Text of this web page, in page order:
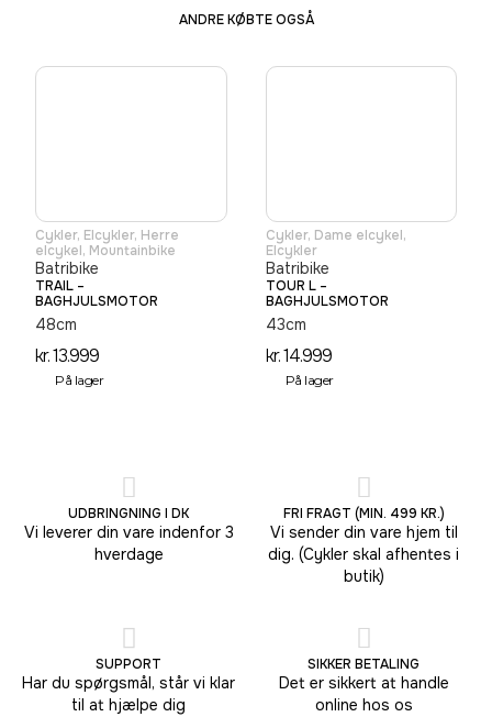
ANDRE KØBTE OGSÅ
Cykler, Elcykler, Herre
elcykel, Mountainbike
Batribike
TRAIL –
BAGHJULSMOTOR
48cm
kr.13.999
På lager
Cykler, Dame elcykel,
Elcykler
Batribike
TOUR L –
BAGHJULSMOTOR
43cm
kr.14.999
På lager
UDBRINGNING I DK
Vi leverer din vare indenfor 3
hverdage
FRI FRAGT (MIN. 499 KR.)
Vi sender din vare hjem til
dig. (Cykler skal afhentes i
butik)
SUPPORT
Har du spørgsmål, står vi klar
til at hjælpe dig
SIKKER BETALING
Det er sikkert at handle
online hos os